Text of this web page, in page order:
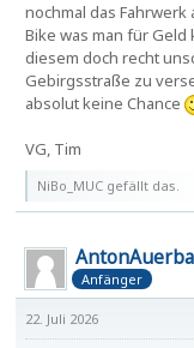
nochmal das
Bike was man für
diesem doch recht
Gebirgsstraße zu
absolut keine Chance
VG, Tim
NiBo_MUC gefällt das.
Anfänger
22. Juli 2026